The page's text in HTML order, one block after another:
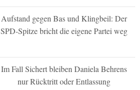
Aufstand gegen Bas und Klingbeil: Der
SPD-Spitze bricht die eigene Partei weg
Im Fall Sichert bleiben Daniela Behrens
nur Rücktritt oder Entlassung